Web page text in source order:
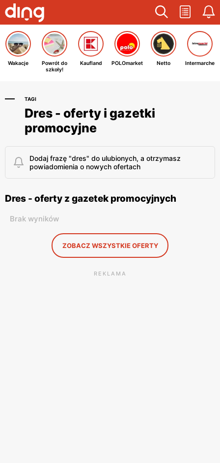
Wakacje
Powrót do
szkoły!
Kaufland POLOmarket Netto Intermarche
TAGI
Dres - oferty i gazetki
promocyjne
Dodaj frazę "dres" do ulubionych, a otrzymasz
powiadomienia o nowych ofertach
Dres - oferty z gazetek promocyjnych
Brak wyników
ZOBACZ WSZYSTKIE OFERTY
REKLAMA